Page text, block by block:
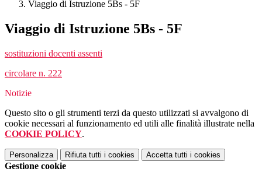
Viaggio di Istruzione 5Bs - 5F
Viaggio di Istruzione 5Bs - 5F
sostituzioni docenti assenti
circolare n. 222
Notizie
Questo sito o gli strumenti terzi da questo utilizzati si avvalgono di
cookie necessari al funzionamento ed utili alle finalità illustrate nella
COOKIE POLICY.
Personalizza Rifiuta tutti i cookies Accetta tutti i cookies
Gestione cookie